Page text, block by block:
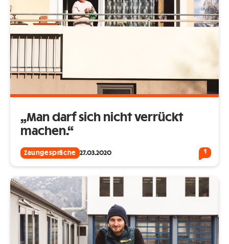
„Man darf sich nicht verrückt
machen.“
Zaungespräche 27.03.2020 1